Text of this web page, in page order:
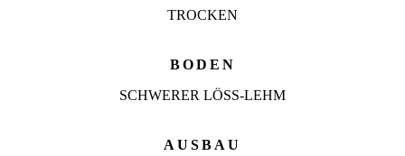
TROCKEN
BODEN
SCHWERER LÖSS-LEHM
AUSBAU